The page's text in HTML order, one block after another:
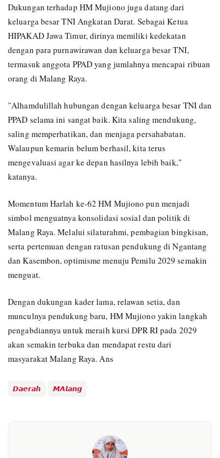
Dukungan terhadap HM Mujiono juga datang dari
keluarga besar TNI Angkatan Darat. Sebagai Ketua
HIPAKAD Jawa Timur, dirinya memiliki kedekatan
dengan para purnawirawan dan keluarga besar TNI,
termasuk anggota PPAD yang jumlahnya mencapai ribuan
orang di Malang Raya.
"Alhamdulillah hubungan dengan keluarga besar TNI dan
PPAD selama ini sangat baik. Kita saling mendukung,
saling memperhatikan, dan menjaga persahabatan.
Walaupun kemarin belum berhasil, kita terus
mengevaluasi agar ke depan hasilnya lebih baik,"
katanya.
Momentum Harlah ke-62 HM Mujiono pun menjadi
simbol menguatnya konsolidasi sosial dan politik di
Malang Raya. Melalui silaturahmi, pembagian bingkisan,
serta pertemuan dengan ratusan pendukung di Ngantang
dan Kasembon, optimisme menuju Pemilu 2029 semakin
menguat.
Dengan dukungan kader lama, relawan setia, dan
munculnya pendukung baru, HM Mujiono yakin langkah
pengabdiannya untuk meraih kursi DPR RI pada 2029
akan semakin terbuka dan mendapat restu dari
masyarakat Malang Raya. Ans
𝘿𝙖𝙚𝙧𝙖𝙝 𝙈𝘼𝙡𝙖𝙣𝙜